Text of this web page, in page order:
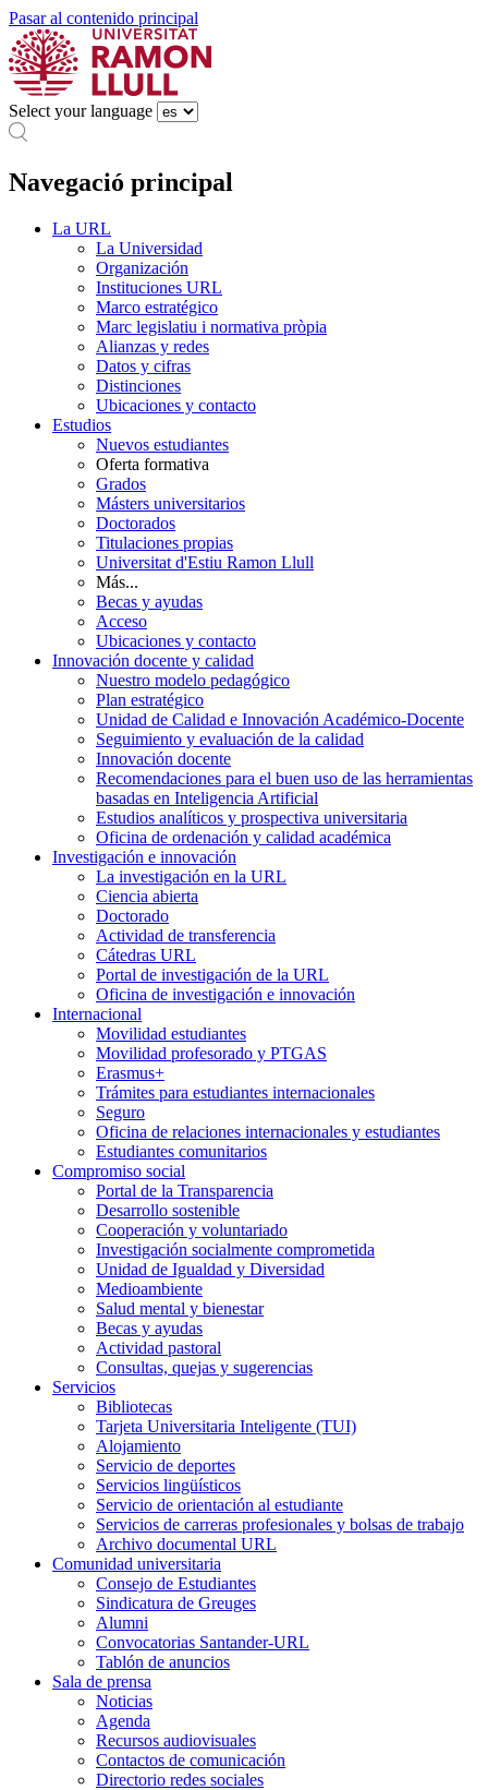
Pasar al contenido principal
Select your language
Navegació principal
La URL
La Universidad
Organización
Instituciones URL
Marco estratégico
Marc legislatiu i normativa pròpia
Alianzas y redes
Datos y cifras
Distinciones
Ubicaciones y contacto
Estudios
Nuevos estudiantes
Oferta formativa
Grados
Másters universitarios
Doctorados
Titulaciones propias
Universitat d'Estiu Ramon Llull
Más...
Becas y ayudas
Acceso
Ubicaciones y contacto
Innovación docente y calidad
Nuestro modelo pedagógico
Plan estratégico
Unidad de Calidad e Innovación Académico-Docente
Seguimiento y evaluación de la calidad
Innovación docente
Recomendaciones para el buen uso de las herramientas
basadas en Inteligencia Artificial
Estudios analíticos y prospectiva universitaria
Oficina de ordenación y calidad académica
Investigación e innovación
La investigación en la URL
Ciencia abierta
Doctorado
Actividad de transferencia
Cátedras URL
Portal de investigación de la URL
Oficina de investigación e innovación
Internacional
Movilidad estudiantes
Movilidad profesorado y PTGAS
Erasmus+
Trámites para estudiantes internacionales
Seguro
Oficina de relaciones internacionales y estudiantes
Estudiantes comunitarios
Compromiso social
Portal de la Transparencia
Desarrollo sostenible
Cooperación y voluntariado
Investigación socialmente comprometida
Unidad de Igualdad y Diversidad
Medioambiente
Salud mental y bienestar
Becas y ayudas
Actividad pastoral
Consultas, quejas y sugerencias
Servicios
Bibliotecas
Tarjeta Universitaria Inteligente (TUI)
Alojamiento
Servicio de deportes
Servicios lingüísticos
Servicio de orientación al estudiante
Servicios de carreras profesionales y bolsas de trabajo
Archivo documental URL
Comunidad universitaria
Consejo de Estudiantes
Sindicatura de Greuges
Alumni
Convocatorias Santander-URL
Tablón de anuncios
Sala de prensa
Noticias
Agenda
Recursos audiovisuales
Contactos de comunicación
Directorio redes sociales